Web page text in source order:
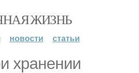
ЖИЗНЬ
новости статьи
хранении